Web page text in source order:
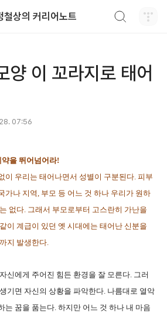
철상의 커리어노트
양 이 꼬라지로 태어
07:56
을 뛰어넘어라!
이 우리는 태어나면서 성별이 구분된다. 피부
가나 지역, 부모 등 어느 것 하나 우리가 원하
없다. 그래서 부모로부터 고스란히 가난을
이 계급이 있던 옛 시대에는 태어난 신분을
지 발생한다.
신에게 주어진 힘든 환경을 잘 모른다. 그러
기면 자신의 상황을 파악한다. 나름대로 열악
는 꿈을 품는다. 하지만 어느 것 하나 내 마음